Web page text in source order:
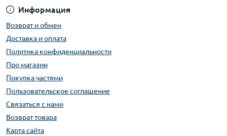
Информация
Возврат и обмен
Доставка и оплата
Политика конфиденциальности
Про магазин
Покупка частями
Пользовательское соглашение
Связаться с нами
Возврат товара
Карта сайта